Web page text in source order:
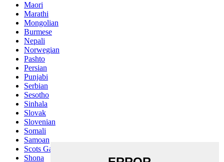
Maori
Marathi
Mongolian
Burmese
Nepali
Norwegian
Pashto
Persian
Punjabi
Serbian
Sesotho
Sinhala
Slovak
Slovenian
Somali
Samoan
Scots Gaelic
Shona